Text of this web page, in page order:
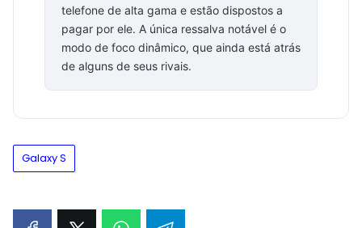
telefone de alta gama e estão dispostos a
pagar por ele. A única ressalva notável é o
modo de foco dinâmico, que ainda está atrás
de alguns de seus rivais.
Galaxy S